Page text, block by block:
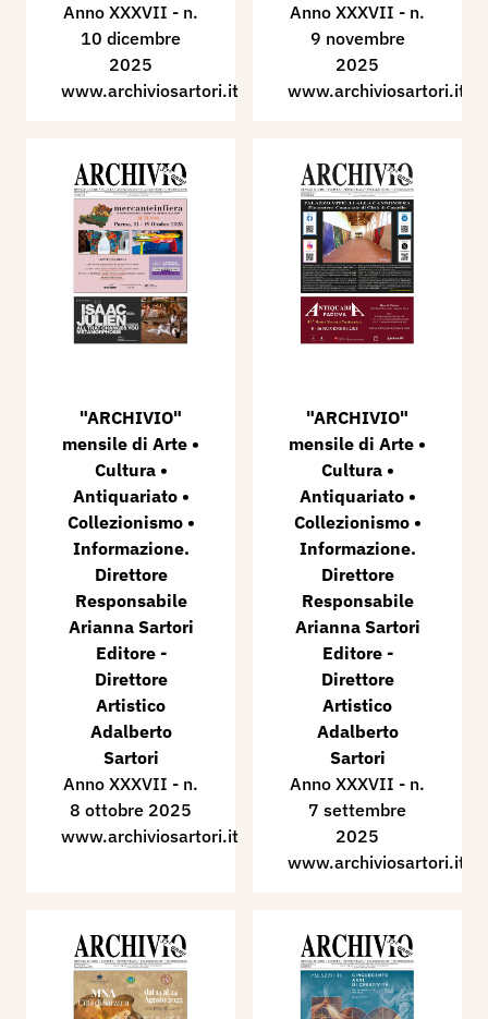
Anno XXXVII - n.
10 dicembre
2025
www.archiviosartori.it
Anno XXXVII - n.
9 novembre
2025
www.archiviosartori.it
"ARCHIVIO"
mensile di Arte •
Cultura •
Antiquariato •
Collezionismo •
Informazione.
Direttore
Responsabile
Arianna Sartori
Editore -
Direttore
Artistico
Adalberto
Sartori
Anno XXXVII - n.
8 ottobre 2025
www.archiviosartori.it
"ARCHIVIO"
mensile di Arte •
Cultura •
Antiquariato •
Collezionismo •
Informazione.
Direttore
Responsabile
Arianna Sartori
Editore -
Direttore
Artistico
Adalberto
Sartori
Anno XXXVII - n.
7 settembre
2025
www.archiviosartori.it